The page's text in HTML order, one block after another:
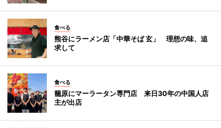
食べる
熊谷にラーメン店「中華そば 玄」 理想の味、追
求して
食べる
籠原にマーラータン専門店 来日30年の中国人店
主が出店